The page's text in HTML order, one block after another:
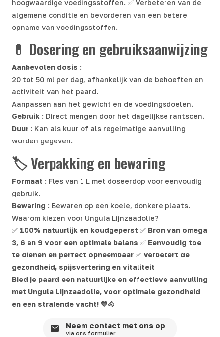
hoogwaardige voedingsstoffen. ✅ Verbeteren van de
algemene conditie en bevorderen van een betere
opname van voedingsstoffen.
💊 Dosering en gebruiksaanwijzing
Aanbevolen dosis :
20 tot 50 ml per dag, afhankelijk van de behoeften en
activiteit van het paard.
Aanpassen aan het gewicht en de voedingsdoelen.
Gebruik : Direct mengen door het dagelijkse rantsoen.
Duur : Kan als kuur of als regelmatige aanvulling
worden gegeven.
🏷️ Verpakking en bewaring
Formaat : Fles van 1 L met doseerdop voor eenvoudig
gebruik.
Bewaring : Bewaren op een koele, donkere plaats.
Waarom kiezen voor Ungula Lijnzaadolie?
✅ 100% natuurlijk en koudgeperst ✅ Bron van omega
3, 6 en 9 voor een optimale balans ✅ Eenvoudig toe
te dienen en perfect opneembaar ✅ Verbetert de
gezondheid, spijsvertering en vitaliteit
Bied je paard een natuurlijke en effectieve aanvulling
met Ungula Lijnzaadolie, voor optimale gezondheid
en een stralende vacht! 💙🐴
Neem contact met ons op
via ons formulier